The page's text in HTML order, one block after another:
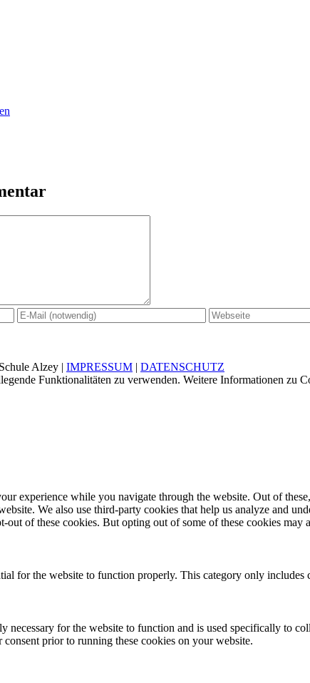
Alzey | IMPRESSUM | DATENSCHUTZ
Funktionalitäten zu verwenden. Weitere Informationen zu
experience while you navigate through the website. Out of
We also use third-party cookies that help us analyze and
out of these cookies. But opting out of some of these cookies may
for the website to function properly. This category only
for the website to function and is used specifically to
prior to running these cookies on your website.